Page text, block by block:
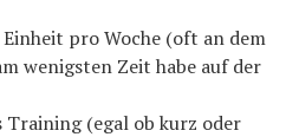
pro Woche (oft an dem
wenigsten Zeit habe auf der
Training (egal ob kurz oder